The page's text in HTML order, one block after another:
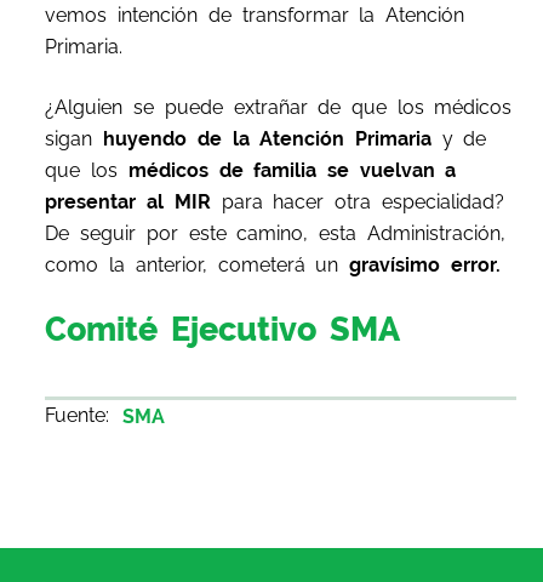
vemos intención de transformar la Atención
Primaria.
¿Alguien se puede extrañar de que los médicos
sigan huyendo de la Atención Primaria y de
que los médicos de familia se vuelvan a
presentar al MIR para hacer otra especialidad?
De seguir por este camino, esta Administración,
como la anterior, cometerá ungravísimo error.
Comité Ejecutivo SMA
Fuente: SMA